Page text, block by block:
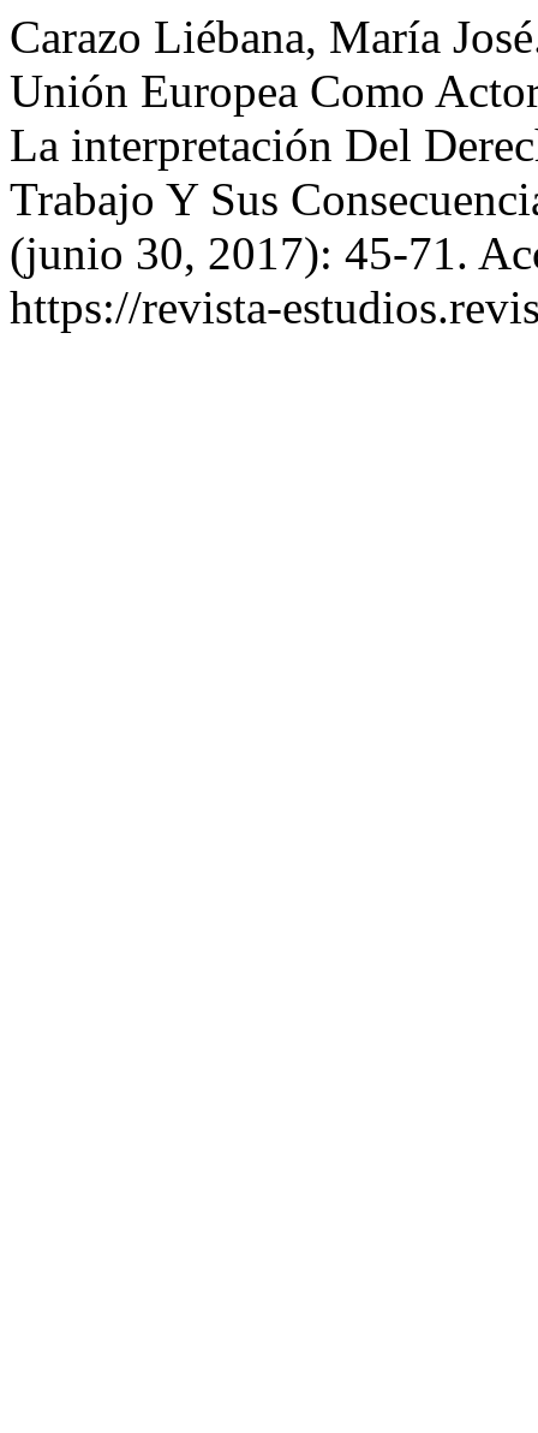
Carazo Liébana, María
Unión Europea Como
La interpretación Del
Trabajo Y Sus
(junio 30, 2017): 45-71.
https://revista-